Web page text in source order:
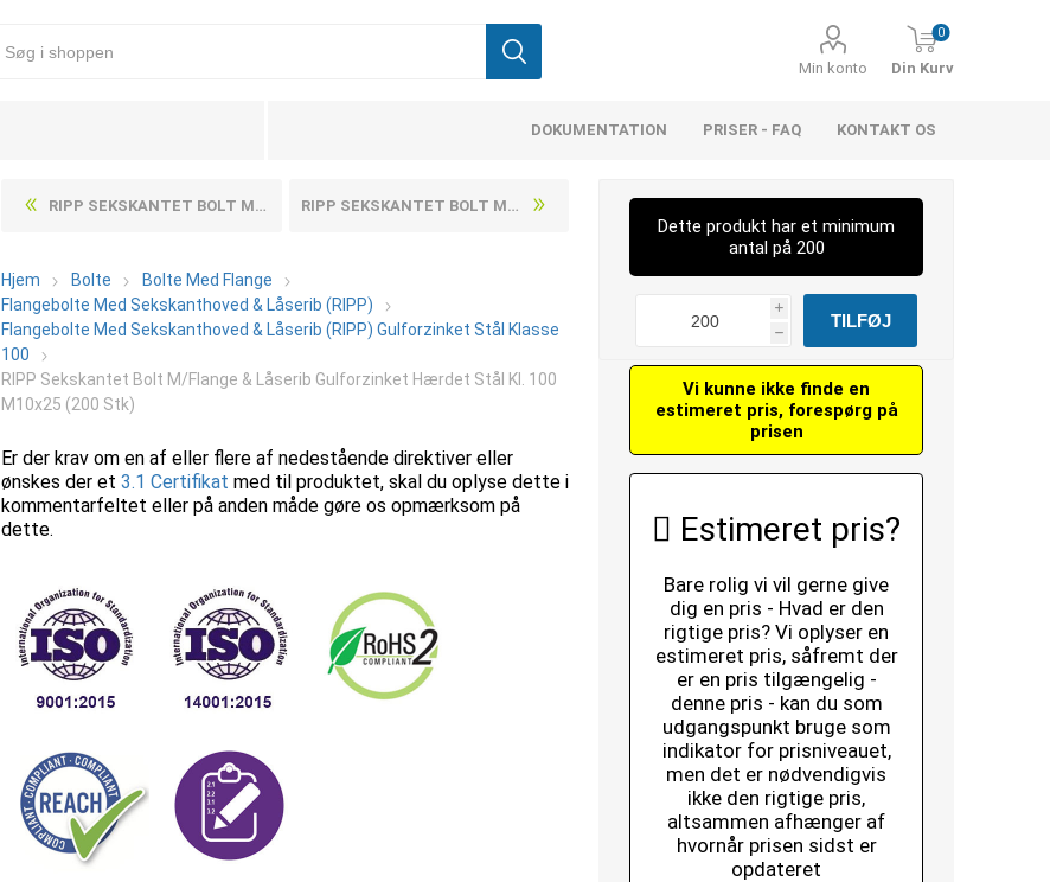
Min konto
0
Din Kurv
DOKUMENTATION PRISER - FAQ KONTAKT OS
RIPP SEKSKANTET BOLT M/FLANGE & LÅSERIB GULFORZINKET HÆRDET STÅL KL. 100 M8X25 (200 STK) RIPP SEKSKANTET BOLT M/FLANGE & LÅSERIB GULFORZINKET HÆRDET STÅL KL. 100 M10X30 (200 STK)
Hjem Bolte
Bolte Med Flange
Flangebolte Med Sekskanthoved & Låserib (RIPP)
Flangebolte Med Sekskanthoved & Låserib (RIPP) Gulforzinket Stål Klasse
100
RIPP Sekskantet Bolt M/Flange & Låserib Gulforzinket Hærdet Stål Kl. 100
M10x25 (200 Stk)
Er der krav om en af eller flere af nedestående direktiver eller
ønskes der et3.1 Certifikat med til produktet, skal du oplyse dette i
kommentarfeltet eller på anden måde gøre os opmærksom på
dette.
Dette produkt har et minimum
antal på 200
i
h
Vi kunne ikke finde en
estimeret pris, forespørg på
prisen
Estimeret pris?
Bare rolig vi vil gerne give
dig en pris - Hvad er den
rigtige pris? Vi oplyser en
estimeret pris, såfremt der
er en pris tilgængelig -
denne pris - kan du som
udgangspunkt bruge som
indikator for prisniveauet,
men det er nødvendigvis
ikke den rigtige pris,
altsammen afhænger af
hvornår prisen sidst er
opdateret